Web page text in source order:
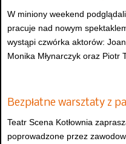
W miniony weekend
pracuje nad nowym
wystąpi czwórka aktorów:
Monika Młynarczyk oraz Piotr
Bezpłatne warsztaty z
Teatr Scena Kotłownia
poprowadzone przez